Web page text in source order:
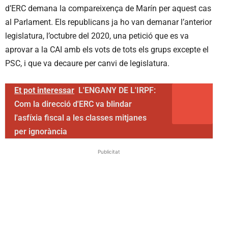
d’ERC demana la compareixença de Marín per aquest cas
al Parlament. Els republicans ja ho van demanar l’anterior
legislatura, l’octubre del 2020, una petició que es va
aprovar a la CAI amb els vots de tots els grups excepte el
PSC, i que va decaure per canvi de legislatura.
Et pot interessar L'ENGANY DE L'IRPF:
Com la direcció d'ERC va blindar
l'asfíxia fiscal a les classes mitjanes
per ignorància
Publicitat